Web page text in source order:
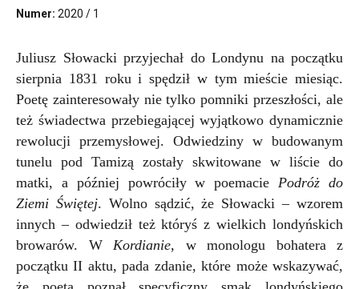
Numer: 2020 / 1
Juliusz Słowacki przyjechał do Londynu na początku
sierpnia 1831 roku i spędził w tym mieście miesiąc.
Poetę zainteresowały nie tylko pomniki przeszłości, ale
też świadectwa przebiegającej wyjątkowo dynamicznie
rewolucji przemysłowej. Odwiedziny w budowanym
tunelu pod Tamizą zostały skwitowane w liście do
matki, a później powróciły w poemacie Podróż do
Ziemi Świętej. Wolno sądzić, że Słowacki – wzorem
innych – odwiedził też któryś z wielkich londyńskich
browarów. W Kordianie, w monologu bohatera z
początku II aktu, pada zdanie, które może wskazywać,